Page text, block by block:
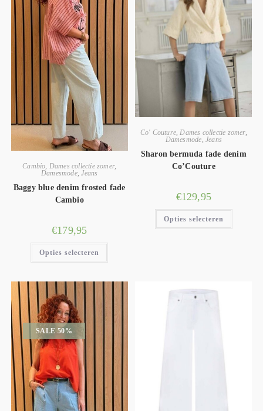
Cambio, Dames collectie zomer,
Damesmode,Jeans
Baggy blue denim frosted fade
Cambio
€179,95
Opties selecteren
Co' Couture,Dames collectie zomer,
Damesmode, Jeans
Sharon bermuda fade denim
Co’Couture
€129,95
Opties selecteren
SALE 50%